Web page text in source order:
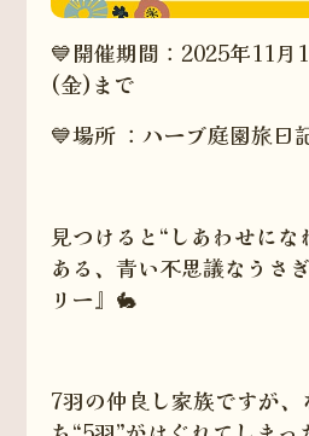
💙開催期間：2025年11月
(金)まで
💙場所 ：ハーブ庭園旅日
見つけると“しあわせに
ある、青い不思議なうさ
リー』🐇
7羽の仲良し家族ですが